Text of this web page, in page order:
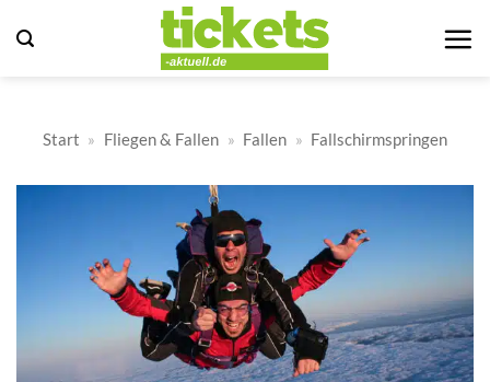
Inhalt
Start » Fliegen & Fallen » Fallen » Fallschirmspringen